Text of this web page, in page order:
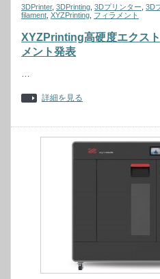
3DPrinter, 3DPrinting 3Dプリンター 3D
filament XYZPrinting フィラメント
XYZPrinting高硬度エクス
メント発表
…
詳細を見る